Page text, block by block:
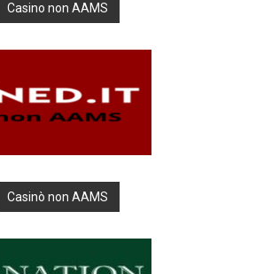
Casino non AAMS
Casinò non AAMS